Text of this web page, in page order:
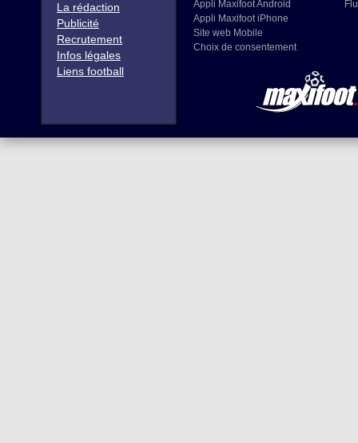
La rédaction
Publicité
Recrutement
Infos légales
Liens football
Appli Maxifoot Android
Appli Maxifoot iPhone
Site web Mobile
Choix de consentement